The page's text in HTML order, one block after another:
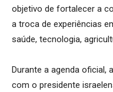
objetivo de fortalecer a
a troca de experiências
saúde, tecnologia,
Durante a agenda oficial,
com o presidente